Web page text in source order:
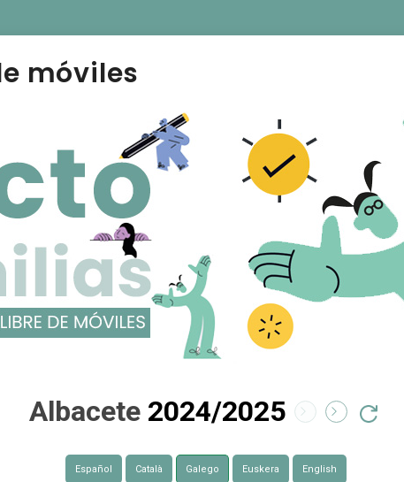
móviles
Albacete 2024/2025
Español Català Galego Euskera English